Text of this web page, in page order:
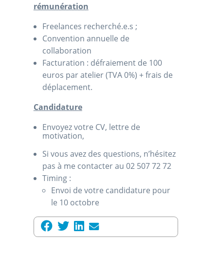
rémunération
Freelances recherché.e.s ;
Convention annuelle de
collaboration
Facturation : défraiement de 100
euros par atelier (TVA 0%) + frais de
déplacement.
Candidature
Envoyez votre CV, lettre de
motivation,
Si vous avez des questions, n’hésitez
pas à me contacter au 02 507 72 72
Timing :
Envoi de votre candidature pour
le 10 octobre